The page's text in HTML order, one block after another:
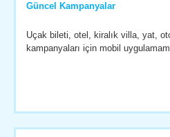
Güncel Kampanyalar
Uçak bileti, otel, kiralık villa, yat,
kampanyaları için mobil